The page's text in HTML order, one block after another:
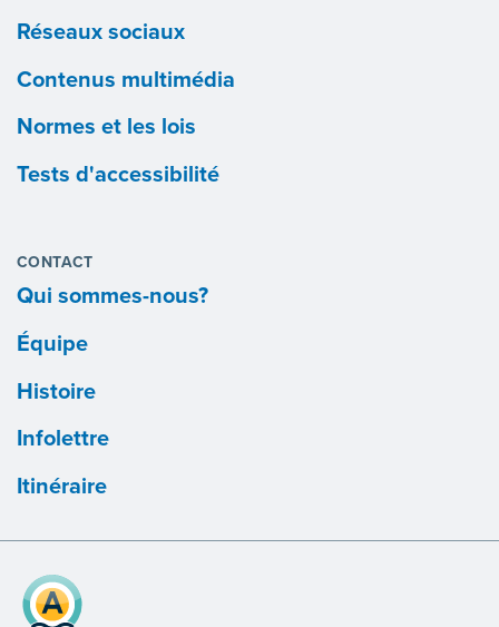
Réseaux sociaux
Contenus multimédia
Normes et les lois
Tests d'accessibilité
CONTACT
Qui sommes-nous?
Équipe
Histoire
Infolettre
Itinéraire